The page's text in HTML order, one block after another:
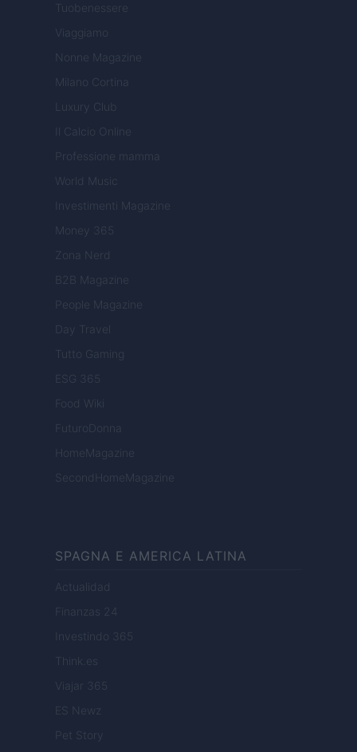
Tuobenessere
Viaggiamo
Nonne Magazine
Milano Cortina
Luxury Club
Il Calcio Online
Professione mamma
World Music
Investimenti Magazine
Money 365
Zona Nerd
B2B Magazine
People Magazine
Day Travel
Tutto Gaming
ESG 365
Food Wiki
FuturoDonna
HomeMagazine
SecondHomeMagazine
SPAGNA E AMERICA LATINA
Actualidad
Finanzas 24
Investindo 365
Think.es
Viajar 365
ES Newz
Pet Story